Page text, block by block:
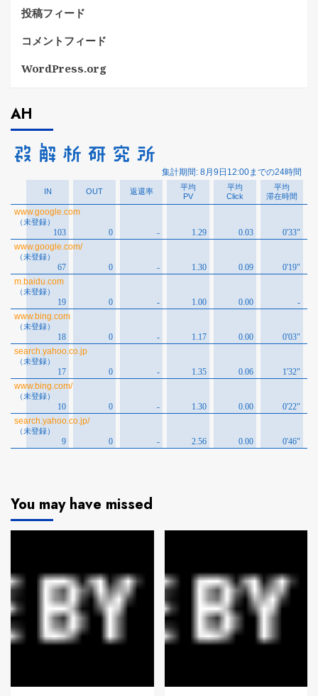
投稿フィード
コメントフィード
WordPress.org
AH
You may have missed